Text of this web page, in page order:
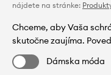
nájdete na stránke:
Chceme, aby Vaša
skutočne zaujíma.
Dámska móda